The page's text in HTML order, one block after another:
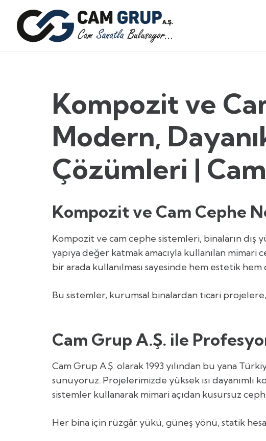
Kompozit ve
Modern,
Çözümleri |
Kompozit ve Cam Cephe
Kompozit ve cam cephe sistemleri, binaların dış
yapıya değer katmak amacıyla kullanılan
bir arada kullanılması sayesinde hem estetik
Bu sistemler, kurumsal binalardan ticari
Cam Grup A.Ş. ile
Cam Grup A.Ş. olarak 1993 yılından bu yana
sunuyoruz. Projelerimizde yüksek ısı dayanımlı
sistemler kullanarak mimari açıdan kusursuz
Her bina için rüzgâr yükü, güneş yönü, statik